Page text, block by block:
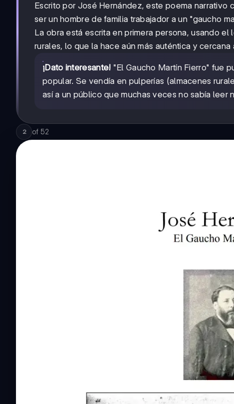
Escrito por José Hernández, este poema narrativo
ser un hombre de familia trabajador a un "gaucho
La obra está escrita en primera persona, usando
rurales, lo que la hace aún más auténtica y
¡Dato interesante! "El Gaucho Martín Fierro" fue
popular. Se vendía en pulperías (almacenes
así a un público que muchas veces no sabía leer
2 of 52